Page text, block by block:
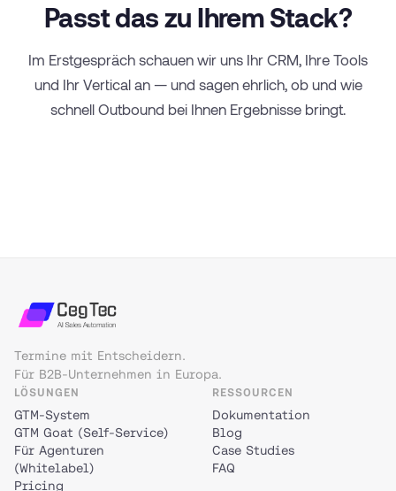
Passt das zu Ihrem Stack?
Im Erstgespräch schauen wir uns Ihr CRM, Ihre Tools
und Ihr Vertical an — und sagen ehrlich, ob und wie
schnell Outbound bei Ihnen Ergebnisse bringt.
Termine mit Entscheidern.
Für B2B-Unternehmen in Europa.
LÖSUNGEN
GTM-System
GTM Goat (Self-Service)
Für Agenturen
(Whitelabel)
Pricing
RESSOURCEN
Dokumentation
Blog
Case Studies
FAQ